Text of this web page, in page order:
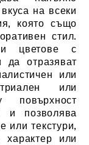
на всеки
която също
стил.
цветове с
да отразяват
или
или
повърхност
и позволява
или текстури,
характер или